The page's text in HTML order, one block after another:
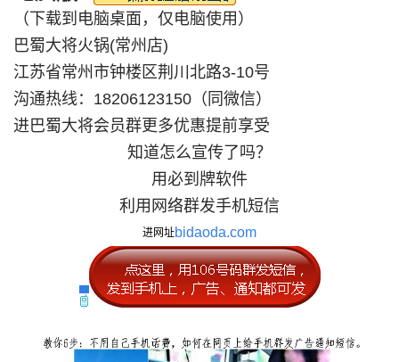
（下载到电脑桌面，仅电脑使用）
巴蜀大将火锅(常州店)
江苏省常州市钟楼区荆川北路3-10号
沟通热线：18206123150（同微信）
进巴蜀大将会员群更多优惠提前享受
知道怎么宣传了吗？
用必到牌软件
利用网络群发手机短信
进网址bidaoda.com